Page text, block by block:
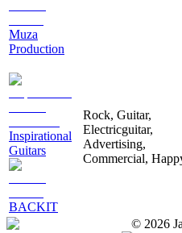
Muza
Production
Inspirational
Guitars
BACKIT
Rock, Guitar,
Electricguitar,
Advertising,
Commercial,
© 2026